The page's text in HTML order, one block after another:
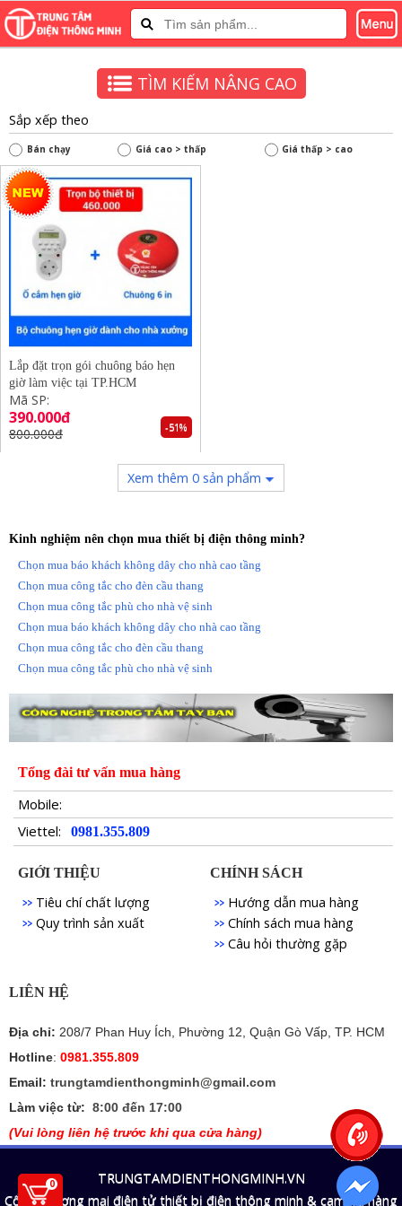
TÌM KIẾM NÂNG CAO
Sắp xếp theo
Bán chạy Giá cao > thấp Giá thấp > cao
Lắp đặt trọn gói chuông báo hẹn
giờ làm việc tại TP.HCM
Mã SP:
390.000đ
800.000đ -51%
Xem thêm 0 sản phẩm
Kinh nghiệm nên chọn mua thiết bị điện thông minh?
Chọn mua báo khách không dây cho nhà cao tầng
Chọn mua công tắc cho đèn cầu thang
Chọn mua công tắc phù cho nhà vệ sinh
Chọn mua báo khách không dây cho nhà cao tầng
Chọn mua công tắc cho đèn cầu thang
Chọn mua công tắc phù cho nhà vệ sinh
Tổng đài tư vấn mua hàng
Mobile:
Viettel:
0981.355.809
GIỚI THIỆU
Tiêu chí chất lượng
Quy trình sản xuất
CHÍNH SÁCH
Hướng dẫn mua hàng
Chính sách mua hàng
Câu hỏi thường gặp
LIÊN HỆ
Địa chỉ: 208/7 Phan Huy Ích, Phường 12, Quận Gò Vấp, TP. HCM
Hotline: 0981.355.809
Email: trungtamdienthongminh@gmail.com
Làm việc từ: 8:00 đến 17:00
(Vui lòng liên hệ trước khi qua cửa hàng)
TRUNGTAMDIENTHONGMINH.VN
Cổng thương mại điện tử thiết bị điện thông minh & camera hàng
0